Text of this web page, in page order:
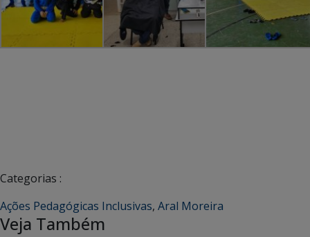
Categorias :
Ações Pedagógicas Inclusivas, Aral Moreira
Veja Também